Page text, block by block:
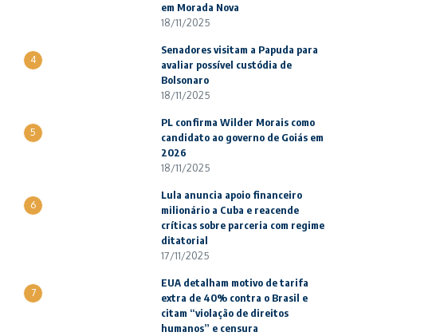
em Morada Nova
18/11/2025
4
Senadores visitam a Papuda para
avaliar possível custódia de
Bolsonaro
18/11/2025
5
PL confirma Wilder Morais como
candidato ao governo de Goiás em
2026
18/11/2025
6
Lula anuncia apoio financeiro
milionário a Cuba e reacende
críticas sobre parceria com regime
ditatorial
17/11/2025
7
EUA detalham motivo de tarifa
extra de 40% contra o Brasil e
citam “violação de direitos
humanos” e censura